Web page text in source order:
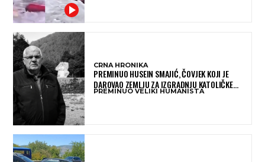
CRNA HRONIKA
PREMINUO HUSEIN SMAJIĆ, ČOVJEK KOJI JE
DAROVAO ZEMLJU ZA IZGRADNJU KATOLIČKE
CRKVE U BUGOJNU
PREMINUO VELIKI HUMANISTA